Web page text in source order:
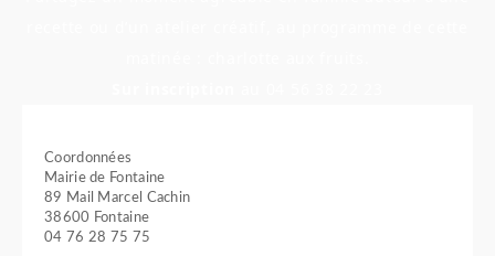
Coordonnées
Mairie de Fontaine
89 Mail Marcel Cachin
38600 Fontaine
04 76 28 75 75